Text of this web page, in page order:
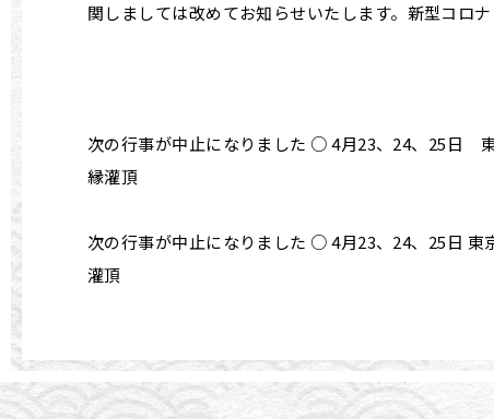
関しましては改めてお知らせいたします。新型コロ
次の行事が中止になりました ○ 4月23、24、25日
縁灌頂
次の行事が中止になりました ○ 4月23、24、25日
灌頂